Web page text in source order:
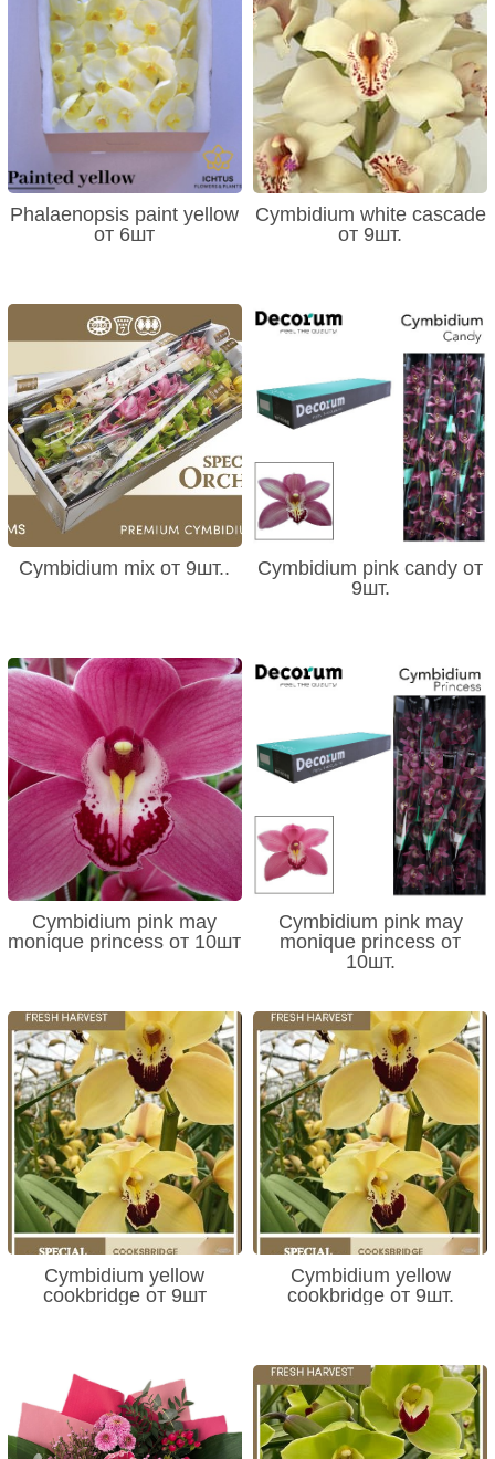
Phalaenopsis paint yellow
от 6шт
Cymbidium white cascade
от 9шт.
Cymbidium mix от 9шт..
Cymbidium pink candy от
9шт.
Cymbidium pink may
monique princess от 10шт
Cymbidium pink may
monique princess от
10шт.
Cymbidium yellow
cookbridge от 9шт
Cymbidium yellow
cookbridge от 9шт.